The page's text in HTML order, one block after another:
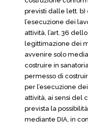
previsti dalle lett.
l’esecuzione dei
attività, l’art. 36
legittimazione dei
avvenire solo
costruire in
permesso di
per l’esecuzione
attività, ai sensi del
prevista la
mediante DIA, in